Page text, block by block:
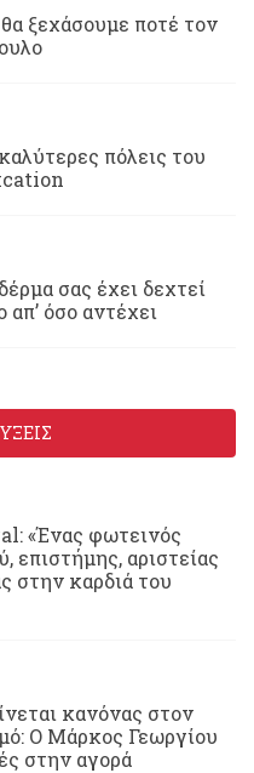
ξεχάσουμε ποτέ τον
πόλεις του
σας έχει δεχτεί
απ’ όσο αντέχει
«Ένας φωτεινός
επιστήμης, αριστείας
στην καρδιά του
κανόνας στον
Ο Μάρκος Γεωργίου
στην αγορά